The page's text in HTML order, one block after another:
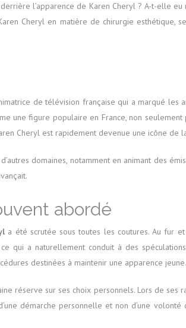
l’apparence de Karen Cheryl ? A-t-elle
Cheryl en matière de chirurgie esthétique,
de télévision française qui a marqué
une figure populaire en France, non
Cheryl est rapidement devenue une icône de
domaines, notamment en animant des
abordé
a été scrutée sous toutes les coutures. Au fur
qui a naturellement conduit à des
destinées à maintenir une apparence jeune.
réserve sur ses choix personnels. Lors de
démarche personnelle et non d’une